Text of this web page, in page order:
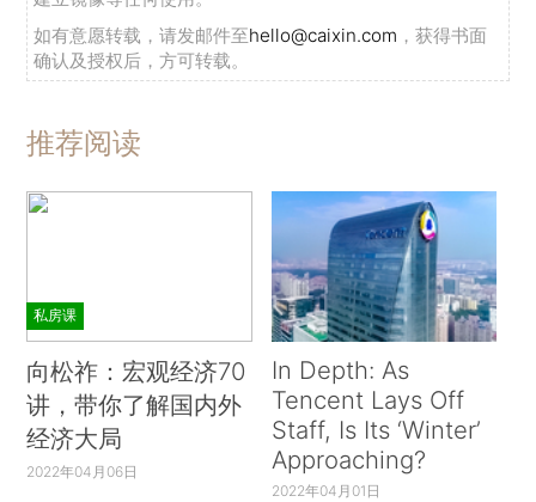
如有意愿转载，请发邮件至hello@caixin.com ，获得书面
确认及授权后，方可转载。
推荐阅读
私房课
向松祚：宏观经济70
讲，带你了解国内外
经济大局
2022年04月06日
In Depth: As
Tencent Lays Off
Staff, Is Its ‘Winter’
Approaching?
2022年04月01日